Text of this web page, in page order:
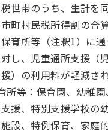
世帯のうち、生計を
町村民税所得割の合
育所等（注釈1）に
し、児童通所支援（
）の利用料が軽減さ
所等：保育園、幼稚
援、特別支援学校の
設、特例保育、家庭